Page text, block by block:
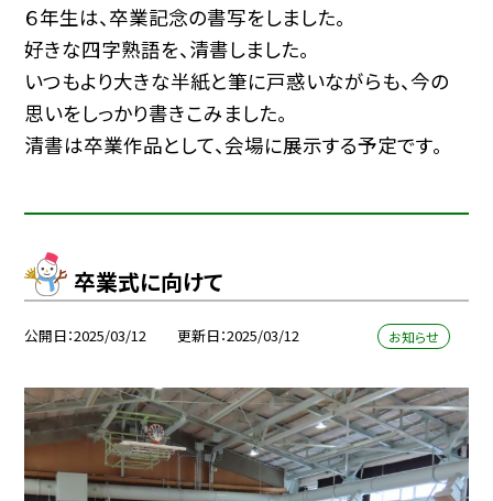
６年生は、卒業記念の書写をしました。
好きな四字熟語を、清書しました。
いつもより大きな半紙と筆に戸惑いながらも、今の
思いをしっかり書きこみました。
清書は卒業作品として、会場に展示する予定です。
卒業式に向けて
公開日 2025/03/12 更新日 2025/03/12 お知らせ